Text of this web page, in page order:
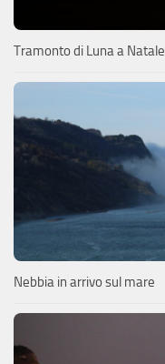
Tramonto di Luna a Natale
Nebbia in arrivo sul mare